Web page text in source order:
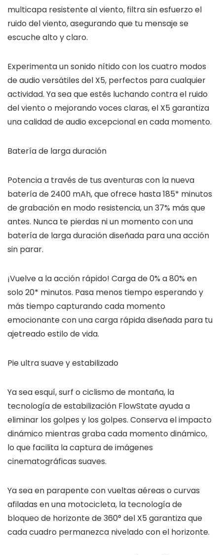
multicapa resistente al viento, filtra sin esfuerzo el
ruido del viento, asegurando que tu mensaje se
escuche alto y claro.
Experimenta un sonido nítido con los cuatro modos
de audio versátiles del X5, perfectos para cualquier
actividad. Ya sea que estés luchando contra el ruido
del viento o mejorando voces claras, el X5 garantiza
una calidad de audio excepcional en cada momento.
Batería de larga duración
Potencia a través de tus aventuras con la nueva
batería de 2400 mAh, que ofrece hasta 185* minutos
de grabación en modo resistencia, un 37% más que
antes. Nunca te pierdas ni un momento con una
batería de larga duración diseñada para una acción
sin parar.
¡Vuelve a la acción rápido! Carga de 0% a 80% en
solo 20* minutos. Pasa menos tiempo esperando y
más tiempo capturando cada momento
emocionante con una carga rápida diseñada para tu
ajetreado estilo de vida.
Pie ultra suave y estabilizado
Ya sea esquí, surf o ciclismo de montaña, la
tecnología de estabilización FlowState ayuda a
eliminar los golpes y los golpes. Conserva el impacto
dinámico mientras graba cada momento dinámico,
lo que facilita la captura de imágenes
cinematográficas suaves.
Ya sea en parapente con vueltas aéreas o curvas
afiladas en una motocicleta, la tecnología de
bloqueo de horizonte de 360° del X5 garantiza que
cada cuadro permanezca nivelado con el horizonte.